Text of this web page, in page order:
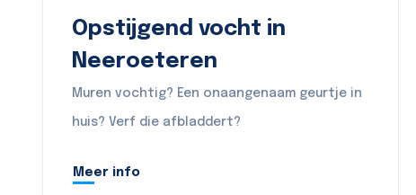
Opstijgend vocht in
Neeroeteren
Muren vochtig? Een onaangenaam geurtje in
huis? Verf die afbladdert?
Meer info